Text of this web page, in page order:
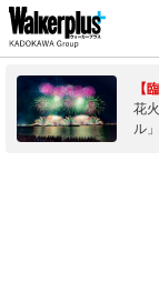
【
花
ル